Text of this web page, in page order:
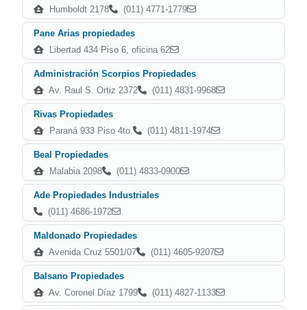
Humboldt 2178
(011) 4771-1779
Pane Arias propiedades
Libertad 434 Piso 6, oficina 62
Administración Scorpios Propiedades
Av. Raul S. Ortiz 2372
(011) 4831-9968
Rivas Propiedades
Paraná 933 Piso 4to.
(011) 4811-1974
Beal Propiedades
Malabia 2098
(011) 4833-0900
Ade Propiedades Industriales
(011) 4686-1972
Maldonado Propiedades
Avenida Cruz 5501/07
(011) 4605-9207
Balsano Propiedades
Av. Coronel Díaz 1799
(011) 4827-1133